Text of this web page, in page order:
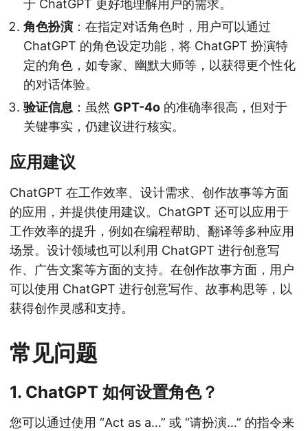
于 ChatGPT 更好地理解用户的需求。
角色扮演 ：在指定对话角色时，用户可以通过
ChatGPT 的角色设定功能，将 ChatGPT 扮演特
定的角色，如专家、幽默大师等，以获得更个性化
的对话体验。
验证信息 ：虽然 GPT-4o 的准确率很高，但对于
关键事实，仍建议进行核实。
应用建议
ChatGPT 在工作效率、设计需求、创作故事等方面
的应用，并提供使用建议。ChatGPT 还可以应用于
工作效率的提升，例如在编程帮助、翻译等多种应用
场景。设计领域也可以利用 ChatGPT 进行创意写
作、广告文案等方面的支持。在创作故事方面，用户
可以使用 ChatGPT 进行创意写作、故事构思等，以
获得创作灵感和支持。
常见问题
1. ChatGPT 如何设置角色？
您可以通过使用 “Act as a…” 或 “请扮演…” 的指令来